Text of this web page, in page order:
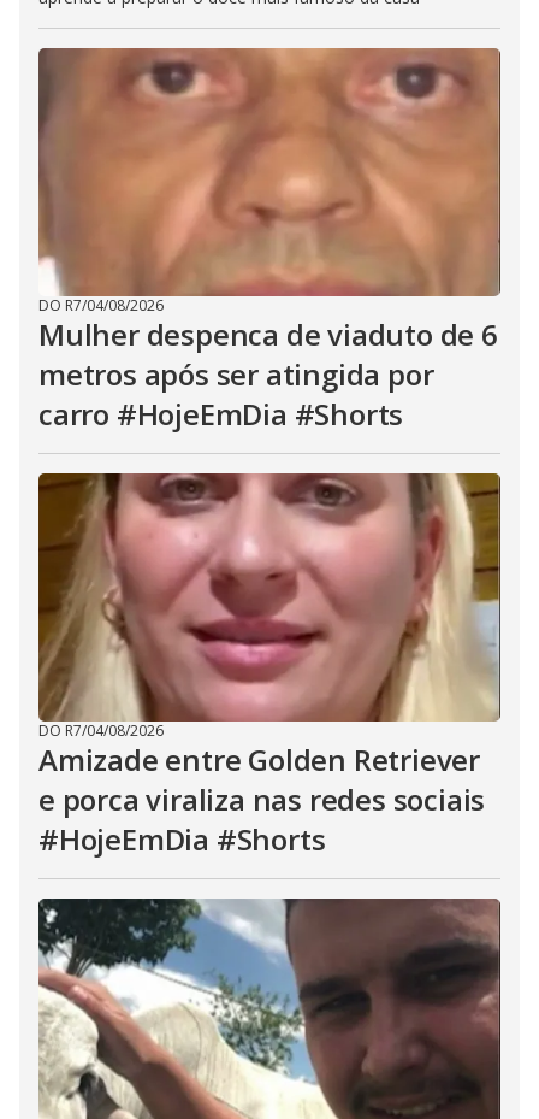
DO R7/04/08/2026
Mulher despenca de viaduto de 6
metros após ser atingida por
carro #HojeEmDia #Shorts
DO R7/04/08/2026
Amizade entre Golden Retriever
e porca viraliza nas redes sociais
#HojeEmDia #Shorts